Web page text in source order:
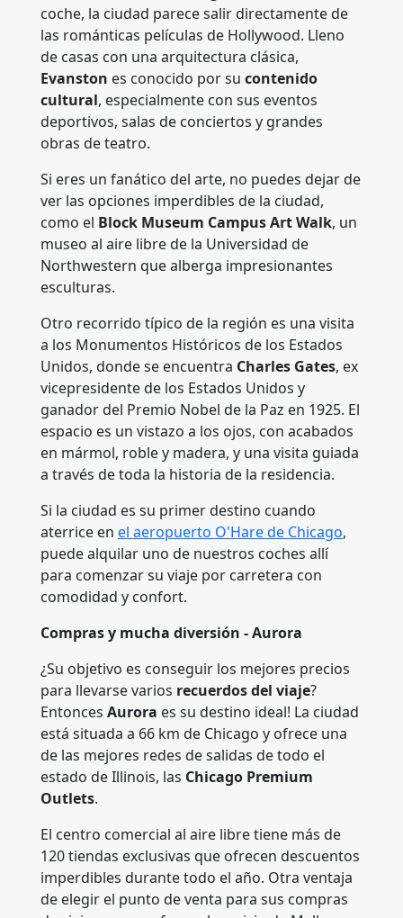
coche, la ciudad parece salir directamente de
las románticas películas de Hollywood. Lleno
de casas con una arquitectura clásica,
Evanston es conocido por su contenido
cultural, especialmente con sus eventos
deportivos, salas de conciertos y grandes
obras de teatro.
Si eres un fanático del arte, no puedes dejar de
ver las opciones imperdibles de la ciudad,
como el Block Museum Campus Art Walk, un
museo al aire libre de la Universidad de
Northwestern que alberga impresionantes
esculturas.
Otro recorrido típico de la región es una visita
a los Monumentos Históricos de los Estados
Unidos, donde se encuentra Charles Gates, ex
vicepresidente de los Estados Unidos y
ganador del Premio Nobel de la Paz en 1925. El
espacio es un vistazo a los ojos, con acabados
en mármol, roble y madera, y una visita guiada
a través de toda la historia de la residencia.
Si la ciudad es su primer destino cuando
aterrice en el aeropuerto O'Hare de Chicago,
puede alquilar uno de nuestros coches allí
para comenzar su viaje por carretera con
comodidad y confort.
Compras y mucha diversión - Aurora
¿Su objetivo es conseguir los mejores precios
para llevarse varios recuerdos del viaje?
Entonces Aurora es su destino ideal! La ciudad
está situada a 66 km de Chicago y ofrece una
de las mejores redes de salidas de todo el
estado de Illinois, las Chicago Premium
Outlets.
El centro comercial al aire libre tiene más de
120 tiendas exclusivas que ofrecen descuentos
imperdibles durante todo el año. Otra ventaja
de elegir el punto de venta para sus compras